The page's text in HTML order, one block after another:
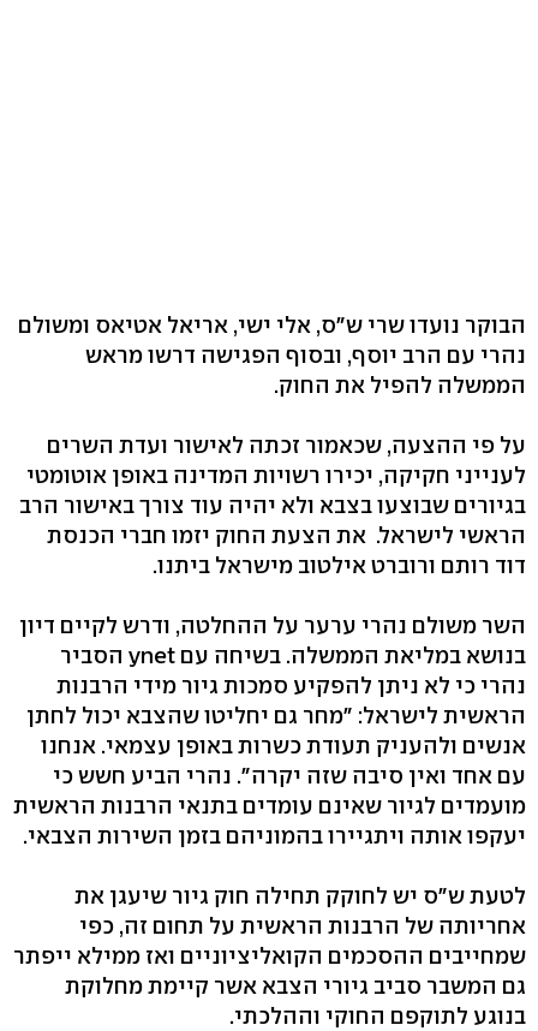
הבוקר נועדו שרי ש"ס, אלי ישי, אריאל אטיאס ומשולם
נהרי עם הרב יוסף, ובסוף הפגישה דרשו מראש
הממשלה להפיל את החוק.
על פי ההצעה, שכאמור זכתה לאישור ועדת השרים
לענייני חקיקה, יכירו רשויות המדינה באופן אוטומטי
בגיורים שבוצעו בצבא ולא יהיה עוד צורך באישור הרב
הראשי לישראל. את הצעת החוק יזמו חברי הכנסת
דוד רותם ורוברט אילטוב מישראל ביתנו.
השר משולם נהרי ערער על ההחלטה, ודרש לקיים דיון
בנושא במליאת הממשלה. בשיחה עם ynet הסביר
נהרי כי לא ניתן להפקיע סמכות גיור מידי הרבנות
הראשית לישראל: "מחר גם יחליטו שהצבא יכול לחתן
אנשים ולהעניק תעודת כשרות באופן עצמאי. אנחנו
עם אחד ואין סיבה שזה יקרה". נהרי הביע חשש כי
מועמדים לגיור שאינם עומדים בתנאי הרבנות הראשית
יעקפו אותה ויתגיירו בהמוניהם בזמן השירות הצבאי.
לטעת ש"ס יש לחוקק תחילה חוק גיור שיעגן את
אחריותה של הרבנות הראשית על תחום זה, כפי
שמחייבים ההסכמים הקואליציוניים ואז ממילא ייפתר
גם המשבר סביב גיורי הצבא אשר קיימת מחלוקת
בנוגע לתוקפם החוקי וההלכתי.